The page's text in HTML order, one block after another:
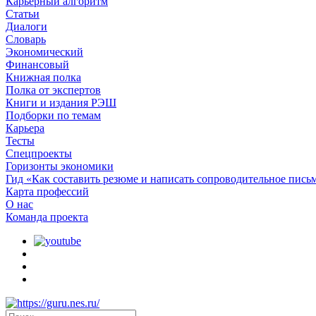
Статьи
Диалоги
Словарь
Экономический
Финансовый
Книжная полка
Полка от экспертов
Книги и издания РЭШ
Подборки по темам
Карьера
Тесты
Спецпроекты
Горизонты экономики
Гид «Как составить резюме и написать сопроводительное
Карта профессий
О наc
Команда проекта